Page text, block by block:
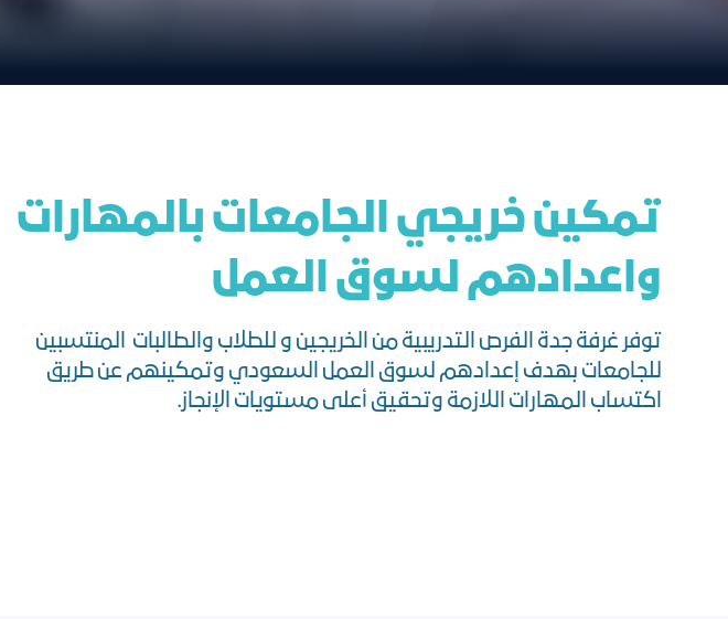
تمكين خريجي الجامعات بالمهارات
واعدادهم لسوق العمل
توفر غرفة جدة الفرص التدريبية من الخريجين و للطلاب والطالبات المنتسبين
للجامعات بهدف إعدادهم لسوق العمل السعودي وتمكينهم عن طريق
اكتساب المهارات اللازمة وتحقيق أعلى مستويات الإنجاز.